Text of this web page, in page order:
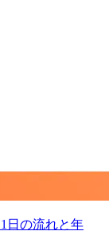
日の流れと年